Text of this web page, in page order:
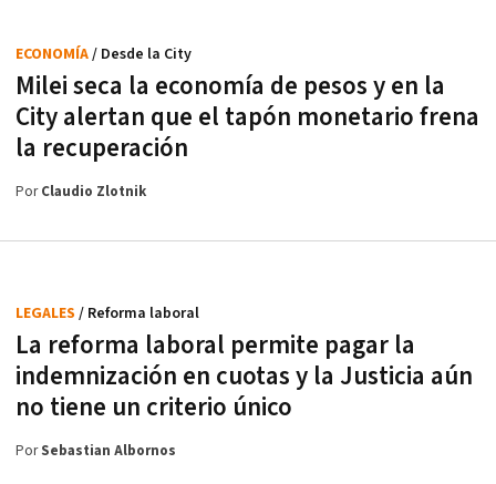
Milei seca la economía de pesos y en la
City alertan que el tapón monetario frena
la recuperación
ECONOMÍA/ Desde la City
PorClaudio Zlotnik
La reforma laboral permite pagar la
indemnización en cuotas y la Justicia aún
no tiene un criterio único
LEGALES / Reforma laboral
PorSebastian Albornos